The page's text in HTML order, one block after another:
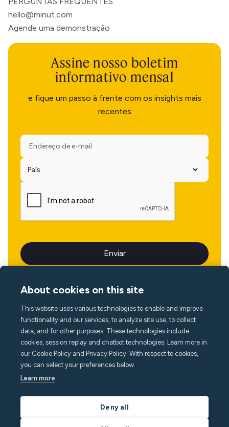
hello@minut.com
Agende uma demonstração
Assine nosso boletim
informativo mensal
e fique um passo à frente com os insights mais
recentes
Idioma
About cookies on this site
This website uses various technologies to enable and improve
functionality and our services, to analyze site use, to collect
data, and for other purposes. These technologies include
cookies, session replay and chatbot technologies. Learn more in
our Cookie Policy and Privacy Policy. With respect to cookies,
you can select your preferences below.
Learn more
Deny all